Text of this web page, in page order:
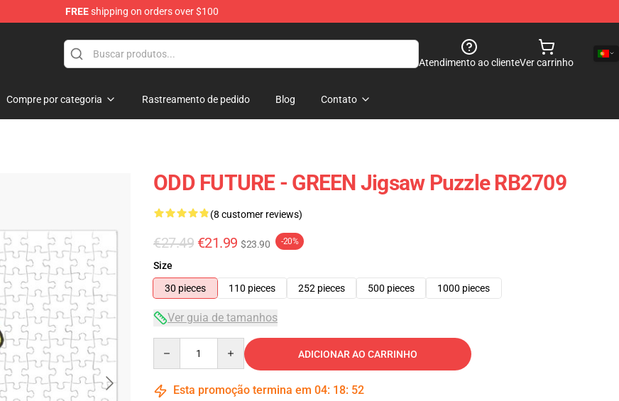
FREEshipping on orders over $100
Atendimento ao clienteVer carrinho
Compre por categoria Rastreamento de pedido Blog Contato
ODD FUTURE - GREEN Jigsaw Puzzle RB2709
(8 customer reviews)
€27.49 €21.99 $23.90 -20%
Size
30 pieces
110 pieces 252 pieces 500 pieces 1000 pieces
Ver guia de tamanhos
ADICIONAR AO CARRINHO
Esta promoção termina em 04: 18: 51